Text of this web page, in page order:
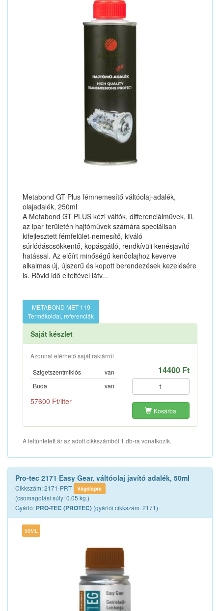
Metabond GT Plus fémnemesítő váltóolaj-adalék,
olajadalék, 250ml
A Metabond GT PLUS kézi váltók, differenciálművek, ill.
az ipar területén hajtóművek számára speciálisan
kifejlesztett fémfelület-nemesítő, kiváló
súrlódáscsökkentő, kopásgátló, rendkívüli kenésjavító
hatással. Az előírt minőségű kenőolajhoz keverve
alkalmas új, újszerű és kopott berendezések kezelésére
is. Rövid idő elteltével látv...
METABOND MET 119
Termékoldal, referenciák
Saját készlet
Azonnal elérhető saját raktárról
Szigetszentmiklós
van
Buda
van
57600 Ft/liter
14400 Ft
Kosárba
A feltüntetett ár az adott cikkszámból 1 db-ra vonatkozik.
Pro-tec 2171 Easy Gear, váltóolaj javító adalék, 50ml
Cikkszám: 2171-PRT Vágólapra
(csomagolási súly: 0.05 kg.)
Gyártó: PRO-TEC (PROTEC) (gyártói cikkszám: 2171)
50ML